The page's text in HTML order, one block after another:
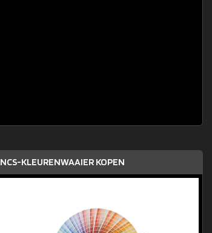
NCS-KLEURENWAAIER KOPEN